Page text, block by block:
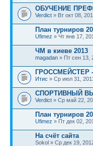
ОБУЧЕНИЕ
Verdict » Вт окт 08,
План турниров
Ufimez » Чт янв 17,
ЧМ в киеве 2013
magadan » Пт сен 13,
ГРОССМЕЙСТЕР
Итис » Ср июл 31,
СПОРТИВНЫЙ
Verdict » Ср май 22,
План турниров
Ufimez » Пт дек 02,
На счёт сайта
Sokol » Ср дек 19,